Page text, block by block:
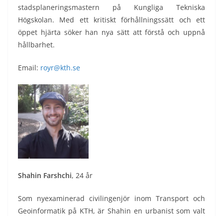
stadsplaneringsmastern på Kungliga Tekniska
Högskolan. Med ett kritiskt förhållningssätt och ett
öppet hjärta söker han nya sätt att förstå och uppnå
hållbarhet.
Email: royr@kth.se
Shahin Farshchi, 24 år
Som nyexaminerad civilingenjör inom Transport och
Geoinformatik på KTH, är Shahin en urbanist som valt